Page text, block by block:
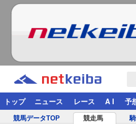
トップ ニュース レース A I 予
競馬データTOP 競走馬